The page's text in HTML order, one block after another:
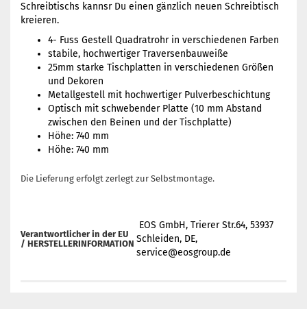
Schreibtischs kannsr Du einen gänzlich neuen Schreibtisch
kreieren.
4- Fuss Gestell Quadratrohr in verschiedenen Farben
stabile, hochwertiger Traversenbauweiße
25mm starke Tischplatten in verschiedenen Größen
und Dekoren
Metallgestell mit hochwertiger Pulverbeschichtung
Optisch mit schwebender Platte (10 mm Abstand
zwischen den Beinen und der Tischplatte)
Höhe: 740 mm
Höhe: 740 mm
Die Lieferung erfolgt zerlegt zur Selbstmontage.
Verantwortlicher in der EU
/ HERSTELLERINFORMATION
EOS GmbH, Trierer Str.64, 53937
Schleiden, DE,
service@eosgroup.de